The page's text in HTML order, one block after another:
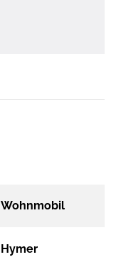
Wohnmobil
Hymer